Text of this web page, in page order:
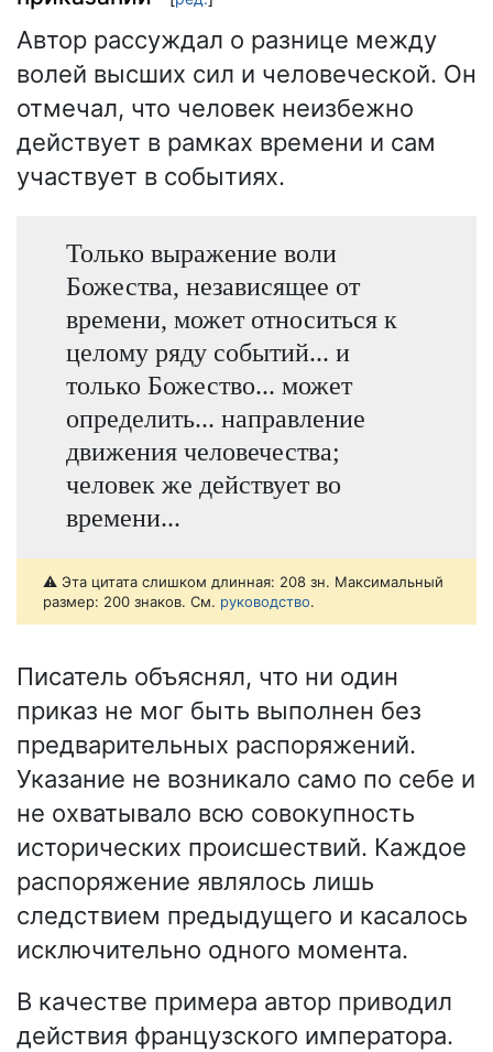
Автор рассуждал о разнице между
волей высших сил и человеческой. Он
отмечал, что человек неизбежно
действует в рамках времени и сам
участвует в событиях.
Только выражение воли
Божества, независящее от
времени, может относиться к
целому ряду событий... и
только Божество... может
определить... направление
движения человечества;
человек же действует во
времени...
⚠️ Эта цитата слишком длинная: 208 зн. Максимальный
размер: 200 знаков. См. руководство.
Писатель объяснял, что ни один
приказ не мог быть выполнен без
предварительных распоряжений.
Указание не возникало само по себе и
не охватывало всю совокупность
исторических происшествий. Каждое
распоряжение являлось лишь
следствием предыдущего и касалось
исключительно одного момента.
В качестве примера автор приводил
действия французского императора.